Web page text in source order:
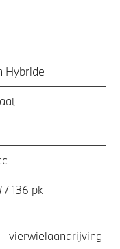
Hybride
/ 136 pk
vierwielaandrijving